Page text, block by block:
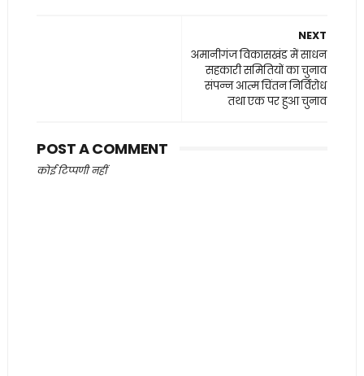
NEXT
अमानीगंज विकासखंड में साधन
सहकारी समितियों का चुनाव
संपन्न आत्म चिंतन निर्विरोध
तथा एक पर हुआ चुनाव
POST A COMMENT
कोई टिप्पणी नहीं